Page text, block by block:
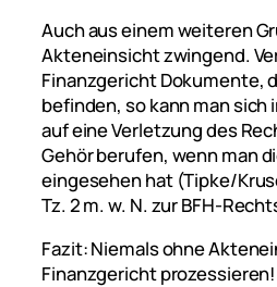
Auch aus einem weiteren
Akteneinsicht zwingend.
Finanzgericht Dokumente,
befinden, so kann man
auf eine Verletzung des
Gehör berufen, wenn man
eingesehen hat (Tipke/
Tz. 2 m. w. N. zur BFH-
Fazit: Niemals ohne
Finanzgericht prozessieren!